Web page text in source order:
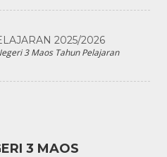
2025/2026
3 Maos Tahun Pelajaran
3 MAOS